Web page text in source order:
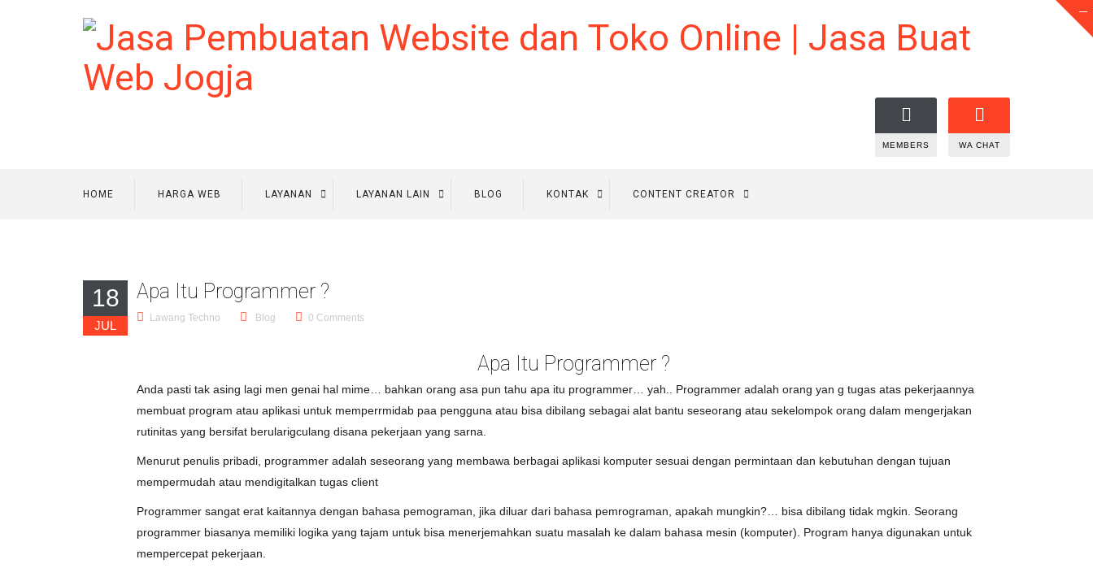
MEMBERS WA CHAT
HOME HARGA WEB LAYANAN LAYANAN LAIN BLOG KONTAK CONTENT CREATOR
18
JUL
Apa Itu Programmer ?
Lawang Techno Blog 0 Comments
Apa Itu Programmer ?
Anda pasti tak asing lagi men genai hal mime… bahkan orang asa pun tahu apa itu programmer… yah.. Programmer adalah orang yan g tugas atas pekerjaannya
membuat program atau aplikasi untuk memperrmidab paa pengguna atau bisa dibilang sebagai alat bantu seseorang atau sekelompok orang dalam mengerjakan
rutinitas yang bersifat berularigculang disana pekerjaan yang sarna.
Menurut penulis pribadi, programmer adalah seseorang yang membawa berbagai aplikasi komputer sesuai dengan permintaan dan kebutuhan dengan tujuan
mempermudah atau mendigitalkan tugas client
Programmer sangat erat kaitannya dengan bahasa pemograman, jika diluar dari bahasa pemrograman, apakah mungkin?… bisa dibilang tidak mgkin. Seorang
programmer biasanya memiliki logika yang tajam untuk bisa menerjemahkan suatu masalah ke dalam bahasa mesin (komputer). Program hanya digunakan untuk
mempercepat pekerjaan.